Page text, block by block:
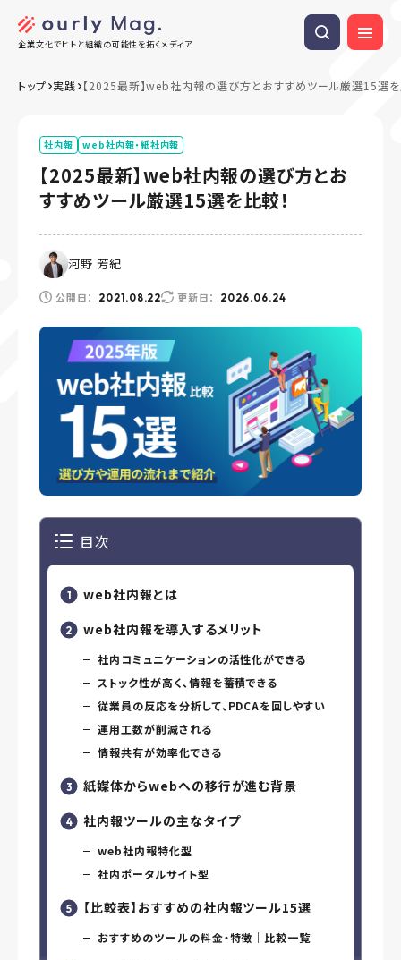
企業文化でヒトと組織の可能性を拓くメディア
トップ 実践 【2025最新】web社内報の選び方とおすすめツール厳選15選を
社内報 web社内報・紙社内報
【2025最新】web社内報の選び方とお
すすめツール厳選15選を比較！
河野 芳紀
公開日： 2021.08.22 更新日： 2026.06.24
目次
web社内報とは
web社内報を導入するメリット
社内コミュニケーションの活性化ができる
ストック性が高く、情報を蓄積できる
従業員の反応を分析して、PDCAを回しやすい
運用工数が削減される
情報共有が効率化できる
紙媒体からwebへの移行が進む背景
社内報ツールの主なタイプ
web社内報特化型
社内ポータルサイト型
【比較表】おすすめの社内報ツール15選
おすすめのツールの料金・特徴｜比較一覧